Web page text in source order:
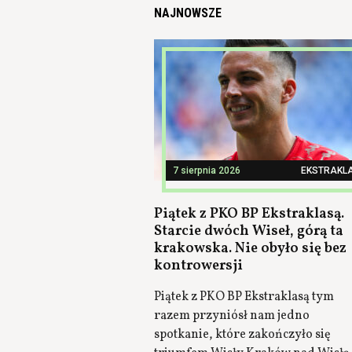
NAJNOWSZE
7 sierpnia 2026
Piątek z PKO BP Ekstraklasą.
Starcie dwóch Wiseł, górą ta
krakowska. Nie obyło się bez
kontrowersji
Piątek z PKO BP Ekstraklasą tym
razem przyniósł nam jedno
spotkanie, które zakończyło się